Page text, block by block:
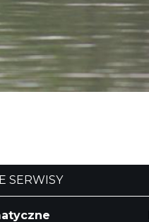
SERWISY